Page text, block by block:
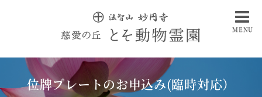
MENU
位牌プレートのお申込み(臨時対応）